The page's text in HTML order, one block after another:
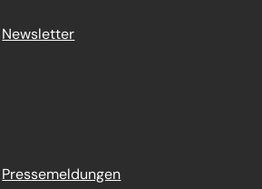
Newsletter
Pressemeldungen